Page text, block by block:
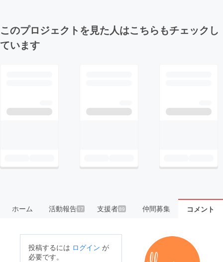
このプロジェクトを見た人はこちらもチェックし
ています
ホーム 活動報告17 支援者89 仲間募集 コメント
投稿するには ログイン が
必要です。